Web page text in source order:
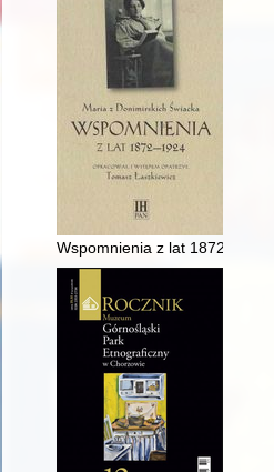
Wspomnienia z lat 1872-1924